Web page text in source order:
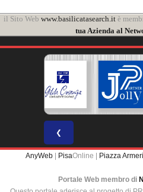
il Sito Web www.basilicatasearch.itè
tua Azienda al
❮
AnyWeb | PisaOnline | Piazza
Portale Web membro di